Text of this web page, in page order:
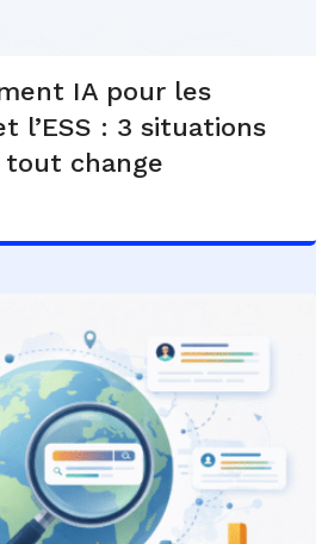
IA pour les
l’ESS : 3 situations
change